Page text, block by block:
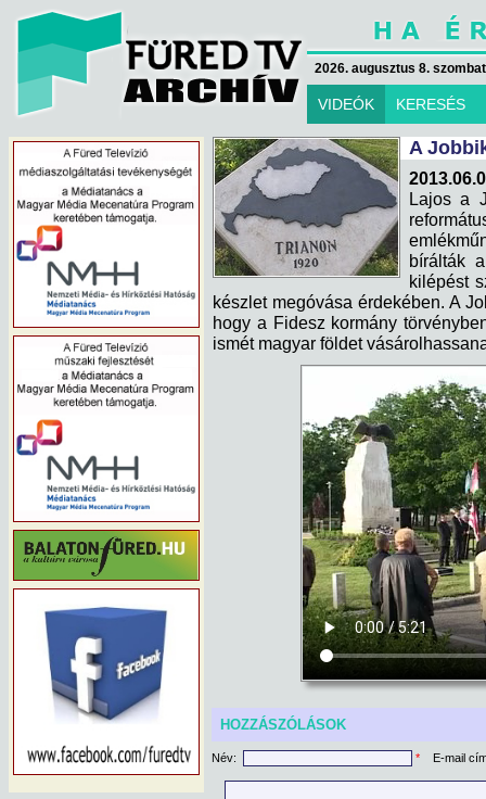
2026. augusztus 8.
VIDEÓK KERESÉS
A
Lajos a
bírálták
kilépést
készlet megóvása érdekében. A
hogy a Fidesz kormány
ismét magyar földet
HOZZÁSZÓLÁSOK
Név: * E-mail